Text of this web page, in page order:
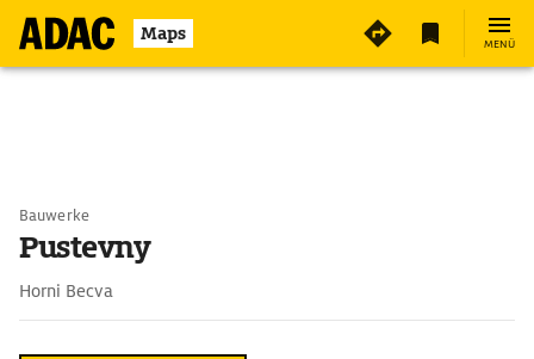
Maps MENÜ
Bauwerke
Pustevny
Horni Becva